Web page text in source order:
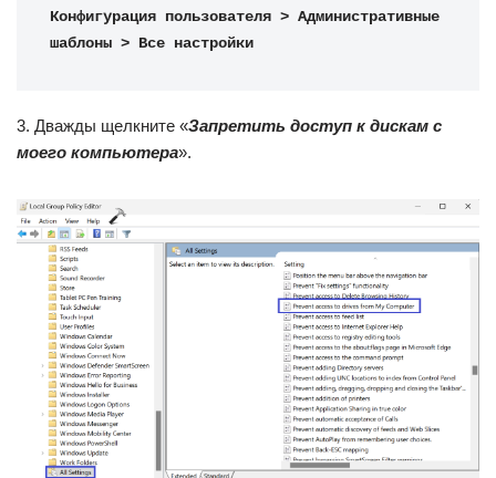
Конфигурация пользователя > Административные
шаблоны > Все настройки
3. Дважды щелкните «Запретить доступ к дискам с
моего компьютера».